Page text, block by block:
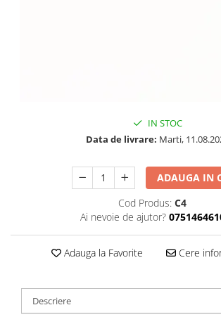
IN STOC
Data de livrare: Marti,
ADAUGA IN
Cod Produs: C4
Ai nevoie de ajutor?
Adauga la Favorite Cere
Descriere